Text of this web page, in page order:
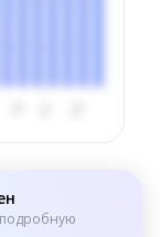
подробную